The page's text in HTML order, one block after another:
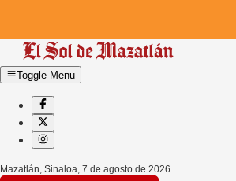
Toggle Menu
Mazatlán, Sinaloa, 7 de agosto de 2026